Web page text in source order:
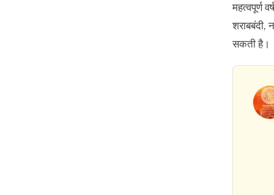
महत्वपूर्ण
शराबबंदी,
सकती है।